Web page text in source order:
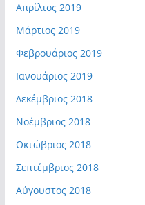
Απρίλιος 2019
Μάρτιος 2019
Φεβρουάριος 2019
Ιανουάριος 2019
Δεκέμβριος 2018
Νοέμβριος 2018
Οκτώβριος 2018
Σεπτέμβριος 2018
Αύγουστος 2018